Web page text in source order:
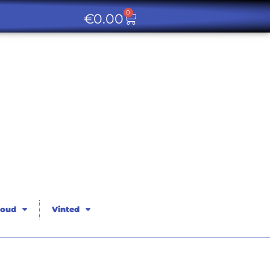
€0.00 0
Vinted